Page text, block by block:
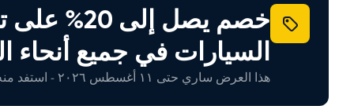
خصم يصل إلى 20%
السيارات في جميع أنحاء
هذا العرض ساري حتى ١١ أغسطس ٢٠٢٦ - استفد منه اليوم!